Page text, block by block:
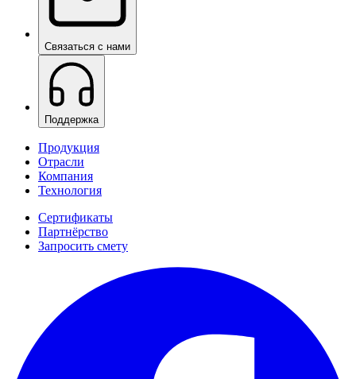
Связаться с нами
Поддержка
Продукция
Отрасли
Компания
Технология
Сертификаты
Партнёрство
Запросить смету